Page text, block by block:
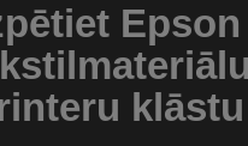
Epson
klāstu